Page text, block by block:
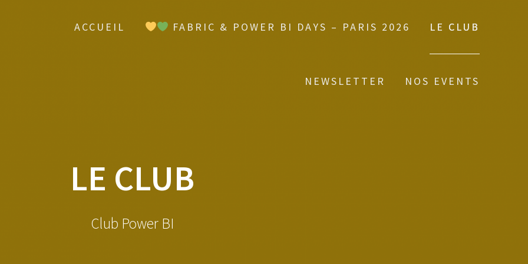
ACCUEIL FABRIC & POWER BI DAYS – PARIS 2026 LE CLUB
NEWSLETTER NOS EVENTS
LE CLUB
Club Power BI